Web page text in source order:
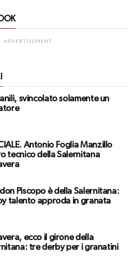
ADVERTISEMENT
svincolato solamente un
Antonio Foglia Manzillo
tecnico della Salernitana
Piscopo è della Salernitana:
talento approda in granata
ecco il girone della
tre derby per i granatini